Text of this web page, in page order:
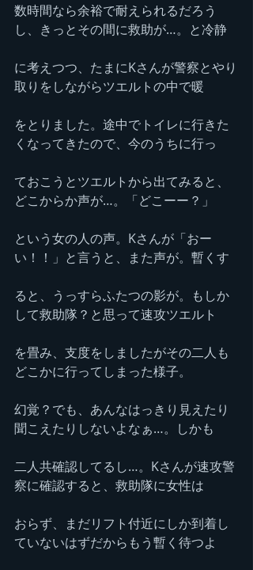
数時間なら余裕で耐えられるだろう
し、きっとその間に救助が…。と冷静
に考えつつ、たまにKさんが警察とやり
取りをしながらツエルトの中で暖
をとりました。途中でトイレに行きた
くなってきたので、今のうちに行っ
ておこうとツエルトから出てみると、
どこからか声が…。「どこーー？」
という女の人の声。Kさんが「おー
い！！」と言うと、また声が。暫くす
ると、うっすらふたつの影が。もしか
して救助隊？と思って速攻ツエルト
を畳み、支度をしましたがその二人も
どこかに行ってしまった様子。
幻覚？でも、あんなはっきり見えたり
聞こえたりしないよなぁ…。しかも
二人共確認してるし…。Kさんが速攻警
察に確認すると、救助隊に女性は
おらず、まだリフト付近にしか到着し
ていないはずだからもう暫く待つよ